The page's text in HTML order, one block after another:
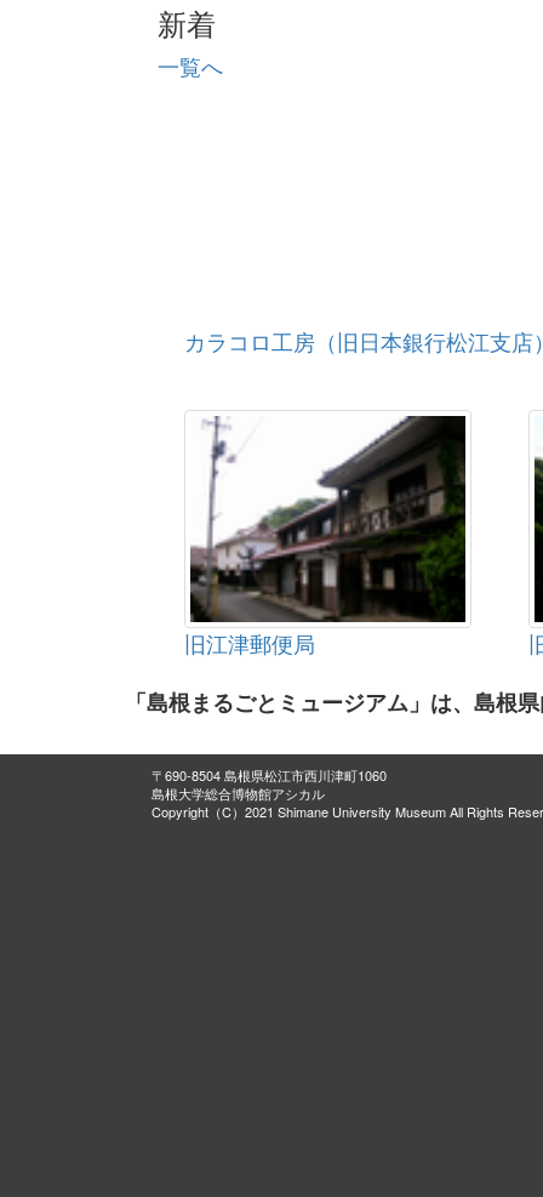
新着
一覧へ
カラコロ工房（旧日本銀行松江支店
旧江津郵便局
「島根まるごとミュージアム」は、島根
〒690-8504 島根県松江市西川津町1060
島根大学総合博物館アシカル
Copyright（C）2021 Shimane University Museum All Rights